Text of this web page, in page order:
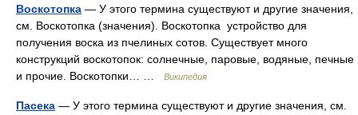
Воскотопка — У этого термина существуют и другие значения,
см. Воскотопка (значения). Воскотопка устройство для
получения воска из пчелиных сотов. Существует много
конструкций воскотопок: солнечные, паровые, водяные, печные
и прочие. Воскотопки… …
Википедия
Пасека — У этого термина существуют и другие значения, см.